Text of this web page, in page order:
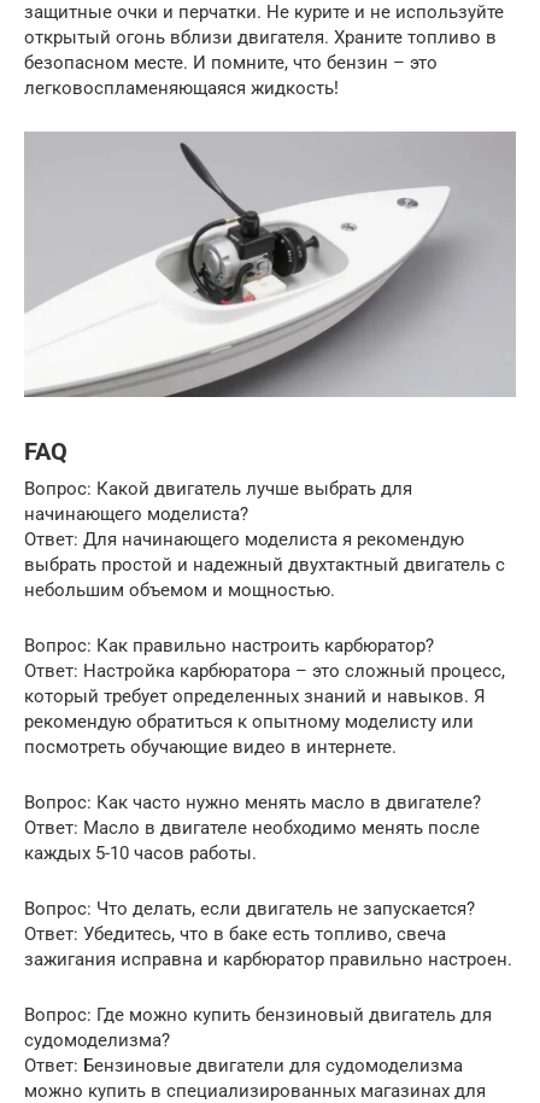
защитные очки и перчатки. Не курите и не используйте
открытый огонь вблизи двигателя. Храните топливо в
безопасном месте. И помните, что бензин – это
легковоспламеняющаяся жидкость!
FAQ
Вопрос: Какой двигатель лучше выбрать для
начинающего моделиста?
Ответ: Для начинающего моделиста я рекомендую
выбрать простой и надежный двухтактный двигатель с
небольшим объемом и мощностью.
Вопрос: Как правильно настроить карбюратор?
Ответ: Настройка карбюратора – это сложный процесс,
который требует определенных знаний и навыков. Я
рекомендую обратиться к опытному моделисту или
посмотреть обучающие видео в интернете.
Вопрос: Как часто нужно менять масло в двигателе?
Ответ: Масло в двигателе необходимо менять после
каждых 5-10 часов работы.
Вопрос: Что делать, если двигатель не запускается?
Ответ: Убедитесь, что в баке есть топливо, свеча
зажигания исправна и карбюратор правильно настроен.
Вопрос: Где можно купить бензиновый двигатель для
судомоделизма?
Ответ: Бензиновые двигатели для судомоделизма
можно купить в специализированных магазинах для